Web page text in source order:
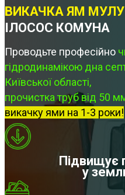
ВИКАЧКА ЯМ МУЛУ
ІЛОСОС КОМУНА
Проводьте професійно
гідродинамікою дна
Київської області,
прочистка труб від 50
викачку ями на 1-3 роки!
Підвищує
у